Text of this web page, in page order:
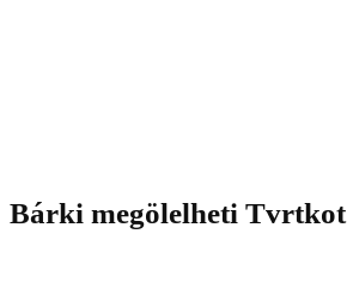
Bárki megölelheti Tvrtkot